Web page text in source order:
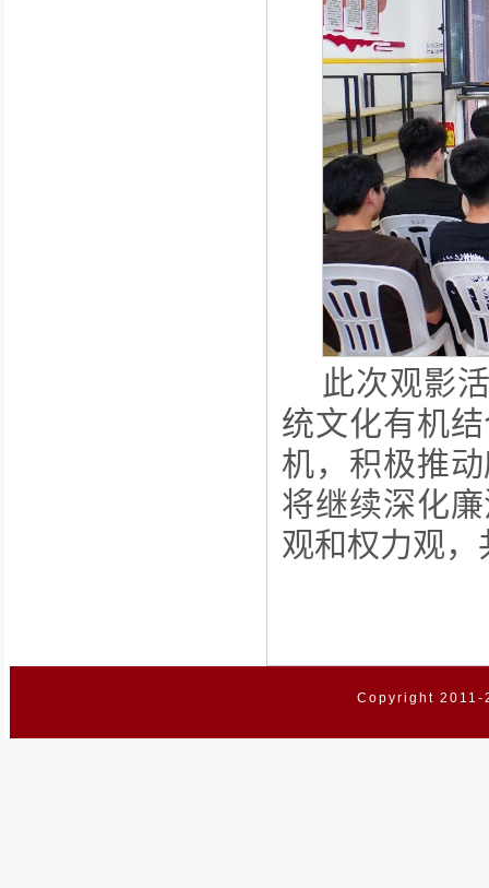
此次观影
统文化有机
机，积极推
将继续深化
观和权力观
Copyright 2011-